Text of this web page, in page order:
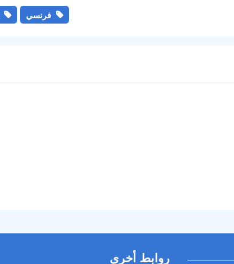
فرنسي
روابط أخرى